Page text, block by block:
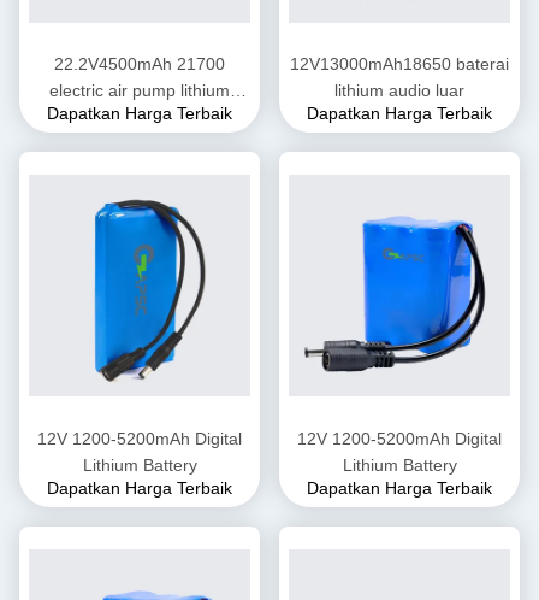
22.2V4500mAh 21700
electric air pump lithium
battery pack
Dapatkan Harga Terbaik
12V13000mAh18650 baterai
lithium audio luar
Dapatkan Harga Terbaik
12V 1200-5200mAh Digital
Lithium Battery
Dapatkan Harga Terbaik
12V 1200-5200mAh Digital
Lithium Battery
Dapatkan Harga Terbaik